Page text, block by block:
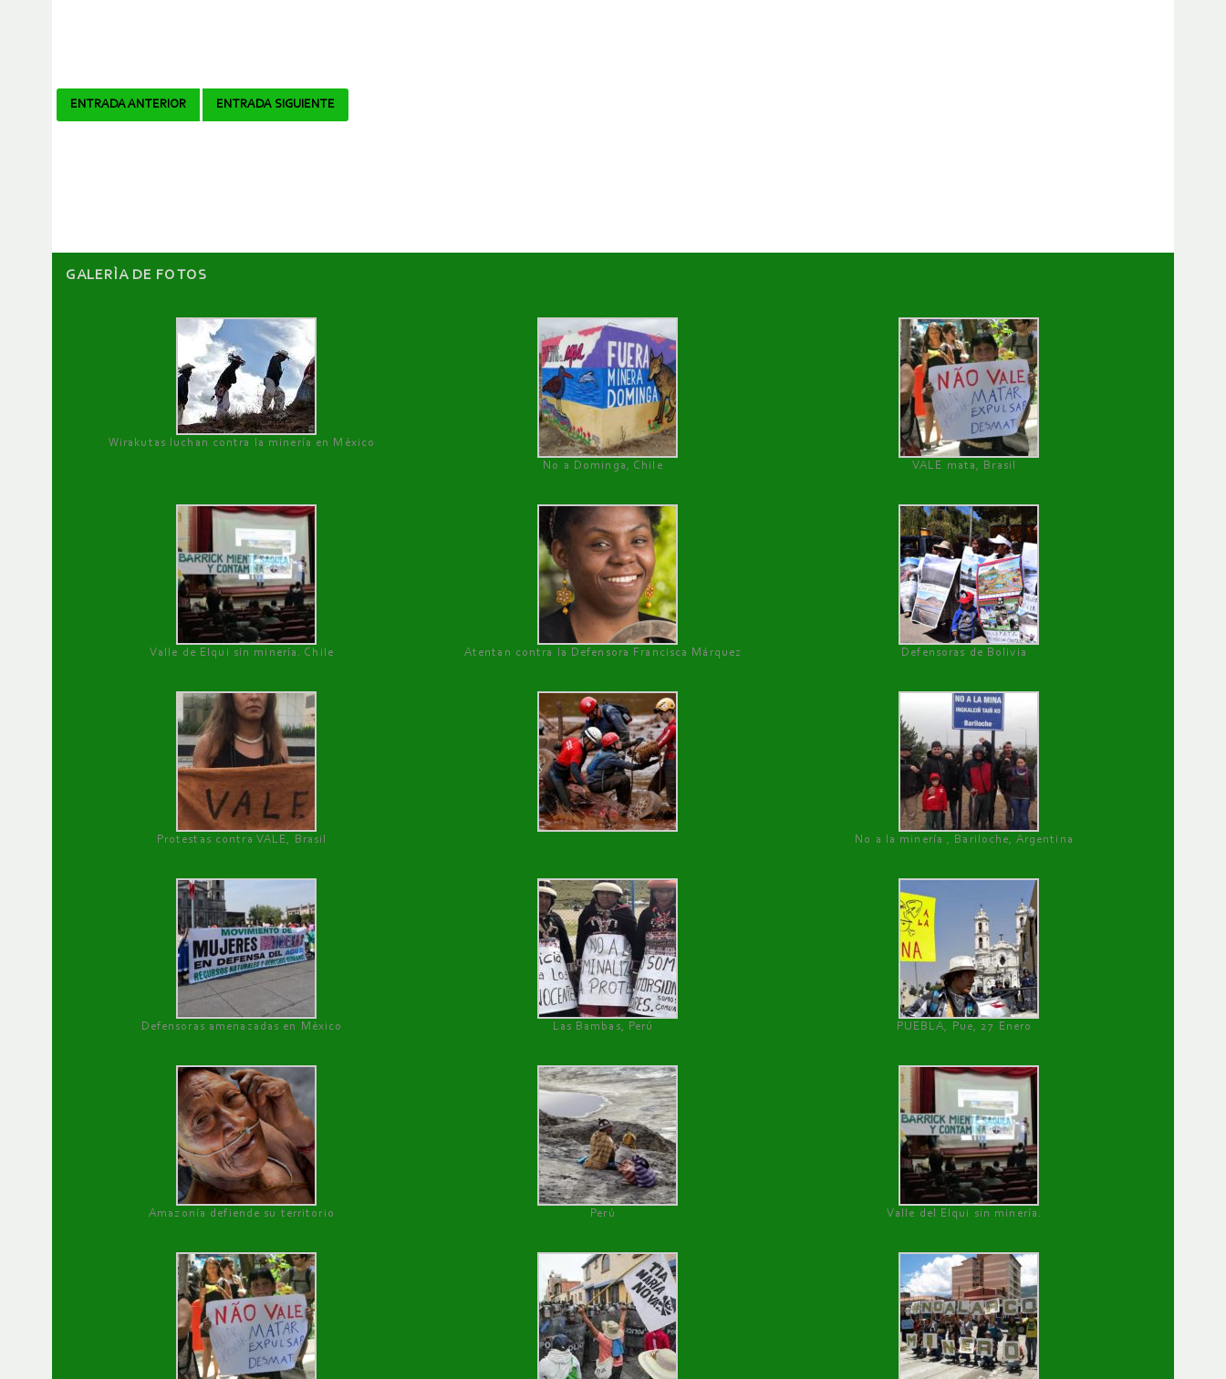
Navegador
ENTRADA ANTERIOR ENTRADA SIGUIENTE
GALERÌA DE FOTOS
Wirakutas luchan contra la minería en México
No a Dominga, Chile
VALE mata, Brasil
Valle de Elqui sin minería. Chile Atentan contra la Defensora Francisca Márquez Defensoras de Bolivia
Protestas contra VALE, Brasil No a la minería , Bariloche, Argentina
Defensoras amenazadas en México Las Bambas, Perú PUEBLA, Pue, 27 Enero
Amazonía defiende su territorio Perú Valle del Elqui sin minería.